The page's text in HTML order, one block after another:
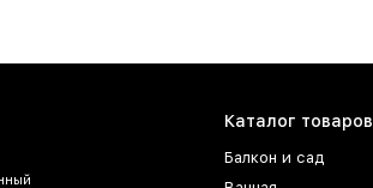
Каталог товаров
Балкон и сад